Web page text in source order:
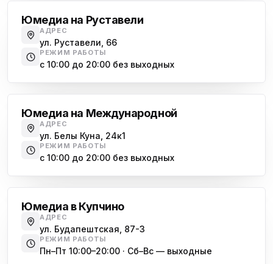
Юмедиа на Руставели
АДРЕС
ул. Руставели, 66
РЕЖИМ РАБОТЫ
с 10:00 до 20:00 без выходных
Юмедиа на Международной
АДРЕС
ул. Белы Куна, 24к1
РЕЖИМ РАБОТЫ
с 10:00 до 20:00 без выходных
Юмедиа в Купчино
АДРЕС
ул. Будапештская, 87-3
РЕЖИМ РАБОТЫ
Пн–Пт 10:00–20:00 · Сб–Вс — выходные